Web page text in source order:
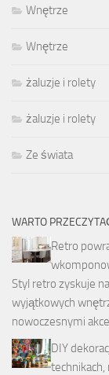
Wnętrze
Wnętrze
żaluzje i rolety
żaluzje i rolety
Ze świata
WARTO
Retro
Styl retro zyskuje
wyjątkowych
nowoczesnymi
DIY
technikach,